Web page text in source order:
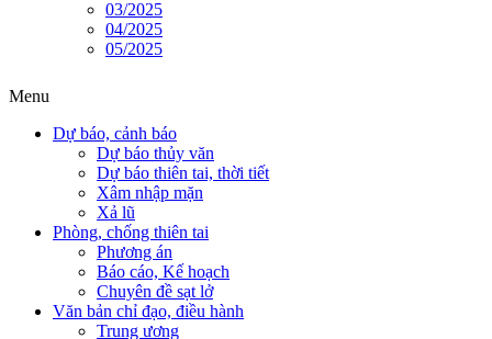
Menu
Dự báo, cảnh báo
Dự báo thủy văn
Dự báo thiên tai, thời tiết
Xâm nhập mặn
Xả lũ
Phòng, chống thiên tai
Phương án
Báo cáo, Kế hoạch
Chuyên đề sạt lở
Văn bản chỉ đạo, điều hành
Trung ương